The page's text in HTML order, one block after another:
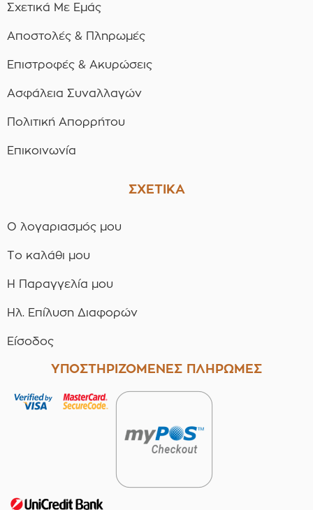
Σχετικά Με Εμάς
Αποστολές & Πληρωμές
Επιστροφές & Ακυρώσεις
Ασφάλεια Συναλλαγών
Πολιτική Απορρήτου
Επικοινωνία
ΣΧΕΤΙΚΑ
Ο λογαριασμός μου
Το καλάθι μου
Η Παραγγελία μου
Ηλ. Επίλυση Διαφορών
Είσοδος
ΥΠΟΣΤΗΡΙΖΟΜΕΝΕΣ ΠΛΗΡΩΜΕΣ